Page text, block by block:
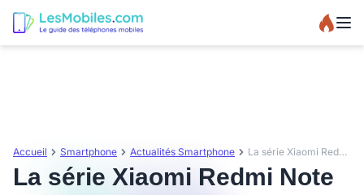
Accueil Smartphone Actualités Smartphone La série Xiaomi Redmi Note 10 sera dévoilée le 4 mars 2021
La série Xiaomi Redmi Note